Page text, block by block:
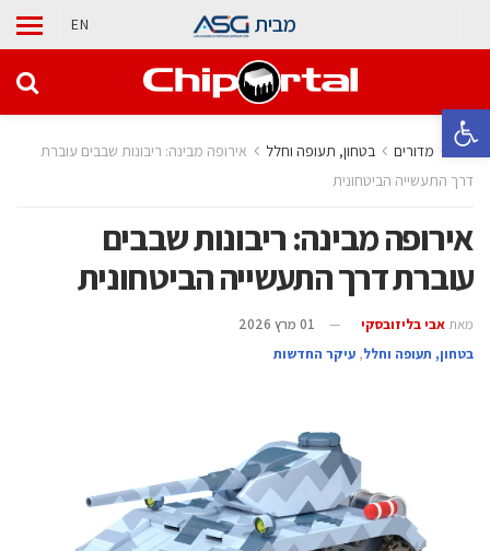
פתח סרגל נגישות
מבית EN
בית מדורים בטחון, תעופה וחלל
אירופה מבינה: ריבונות שבבים עוברת
דרך התעשייה הביטחונית
אירופה מבינה: ריבונות שבבים
עוברת דרך התעשייה הביטחונית
מאת אבי בליזובסקי
01 מרץ 2026
בטחון, תעופה וחלל, עיקר החדשות